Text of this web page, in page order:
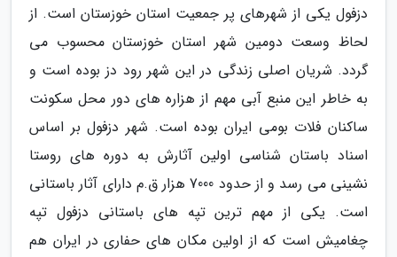
دزفول یکی از شهرهای پر جمعیت استان خوزستان است. از
لحاظ وسعت دومین شهر استان خوزستان محسوب می
گردد. شریان اصلی زندگی در این شهر رود دز بوده است و
به خاطر این منبع آبی مهم از هزاره های دور محل سکونت
ساکنان فلات بومی ایران بوده است. شهر دزفول بر اساس
اسناد باستان شناسی اولین آثارش به دوره های روستا
نشینی می رسد و از حدود 7000 هزار ق.م دارای آثار باستانی
است. یکی از مهم ترین تپه های باستانی دزفول تپه
چغامیش است که از اولین مکان های حفاری در ایران هم